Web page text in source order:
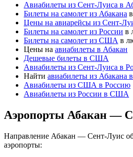
Авиабилеты из Сент-Луиса в
Билеты на самолет из Абакана
Цены на авиарейсы из Сент-
Билеты на самолет из России в
Билеты на самолет из США в
Цены на авиабилеты в Абакан
Дешевые билеты в США
Авиабилеты из Сент-Луиса в
Найти авиабилеты из
Авиабилеты из США в Россию
Авиабилеты из России в США
Аэропорты Абакан —
Направление Абакан — Сент-Луис
аэропорты: